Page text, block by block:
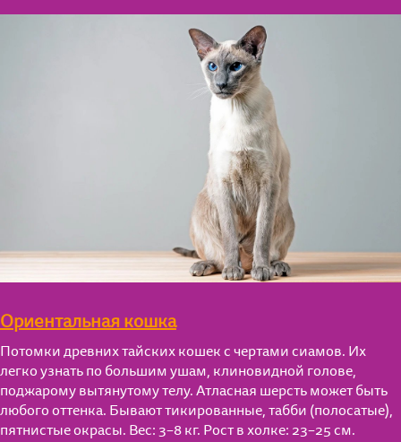
Ориентальная кошка
Потомки древних тайских кошек с чертами сиамов. Их
легко узнать по большим ушам, клиновидной голове,
поджарому вытянутому телу. Атласная шерсть может быть
любого оттенка. Бывают тикированные, табби (полосатые),
пятнистые окрасы. Вес: 3–8 кг. Рост в холке: 23–25 см.